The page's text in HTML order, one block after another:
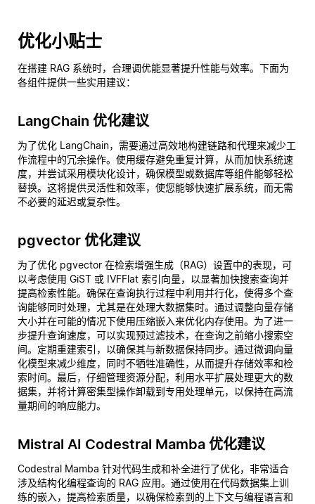
优化小贴士
在搭建 RAG 系统时，合理调优能显著提升性能与效率。下面为
各组件提供一些实用建议：
LangChain 优化建议
为了优化 LangChain，需要通过高效地构建链路和代理来减少工
作流程中的冗余操作。使用缓存避免重复计算，从而加快系统速
度，并尝试采用模块化设计，确保模型或数据库等组件能够轻松
替换。这将提供灵活性和效率，使您能够快速扩展系统，而无需
不必要的延迟或复杂性。
pgvector 优化建议
为了优化 pgvector 在检索增强生成（RAG）设置中的表现，可
以考虑使用 GiST 或 IVFFlat 索引向量，以显著加快搜索查询并
提高检索性能。确保在查询执行过程中利用并行化，使得多个查
询能够同时处理，尤其是在处理大数据集时。通过调整向量存储
大小并在可能的情况下使用压缩嵌入来优化内存使用。为了进一
步提升查询速度，可以实现预过滤技术，在查询之前缩小搜索空
间。定期重建索引，以确保其与新数据保持同步。通过微调向量
化模型来减少维度，同时不牺牲准确性，从而提升存储效率和检
索时间。最后，仔细管理资源分配，利用水平扩展处理更大的数
据集，并将计算密集型操作卸载到专用处理单元，以保持在高流
量期间的响应能力。
Mistral AI Codestral Mamba 优化建议
Codestral Mamba 针对代码生成和补全进行了优化，非常适合
涉及结构化编程查询的 RAG 应用。通过使用在代码数据集上训
练的嵌入，提高检索质量，以确保检索到的上下文与编程语言和